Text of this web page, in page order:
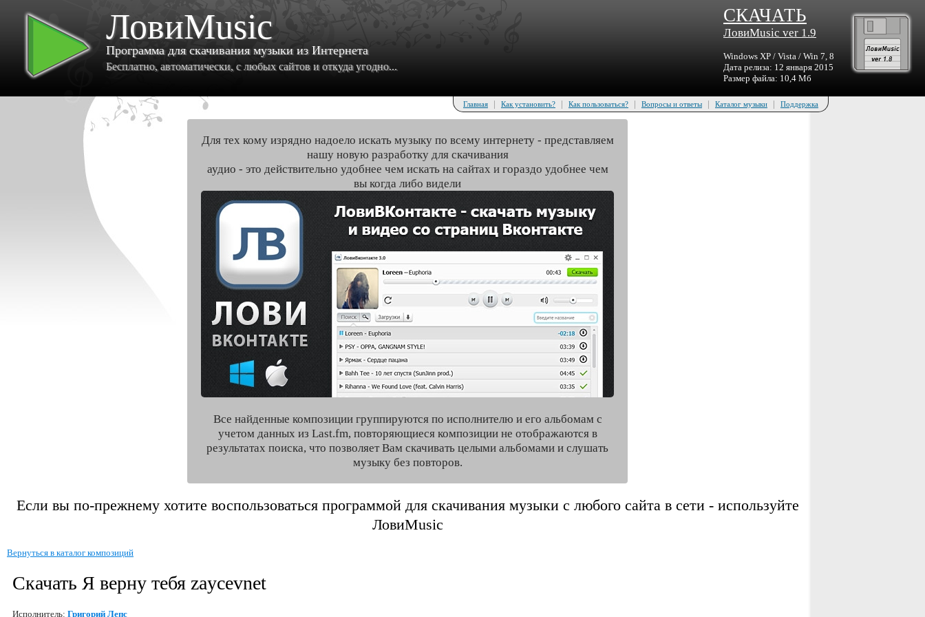
ЛовиMusic
Программа для скачивания музыки из Интернета
Бесплатно, автоматически, с любых сайтов и откуда угодно...
СКАЧАТЬ
ЛовиMusic ver 1.9
Windows XP / Vista / Win 7, 8
Дата релиза: 12 января 2015
Размер файла: 10,4 Мб
Главная | Как установить? | Как пользоваться? | Вопросы и ответы | Каталог музыки | Поддержка
Для тех кому изрядно надоело искать музыку по всему интернету - представляем
нашу новую разработку для скачивания
аудио - это действительно удобнее чем искать на сайтах и гораздо удобнее чем
вы когда либо видели
Все найденные композиции группируются по исполнителю и его альбомам с
учетом данных из Last.fm, повторяющиеся композиции не отображаются в
результатах поиска, что позволяет Вам скачивать целыми альбомами и слушать
музыку без повторов.
Если вы по-прежнему хотите воспользоваться программой для скачивания музыки с любого сайта в сети - используйте
ЛовиMusic
Вернуться в каталог композиций
Скачать Я верну тебя zaycevnet
Исполнитель: Григорий Лепс